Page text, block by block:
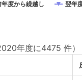
年度から繰越し 翌年
年度に4475 件）